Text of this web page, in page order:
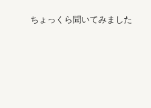
ちょっくら聞いてみました